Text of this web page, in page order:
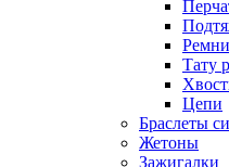
Ремни
Тату
Цепи
Браслеты
Жетоны
Зажигалки